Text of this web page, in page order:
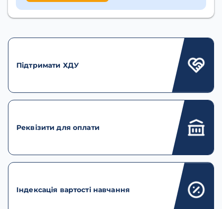
Підтримати ХДУ
Реквізити для оплати
Індексація вартості навчання